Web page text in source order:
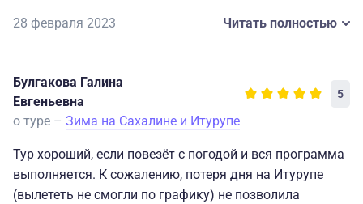
этого тура. Ребята улыбчивые, отзывчивые, много
28 февраля 2023 Читать полностью
Булгакова Галина
Евгеньевна
5
о туре – Зима на Сахалине и Итурупе
Тур хороший, если повезёт с погодой и вся программа
выполняется. К сожалению, потеря дня на Итурупе
(вылететь не смогли по графику) не позволила